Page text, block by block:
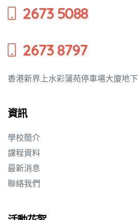
2673 5088
2673 8797
香港新界上水彩蒲苑停車場大廈地下
資訊
學校簡介
課程資料
最新消息
聯絡我們